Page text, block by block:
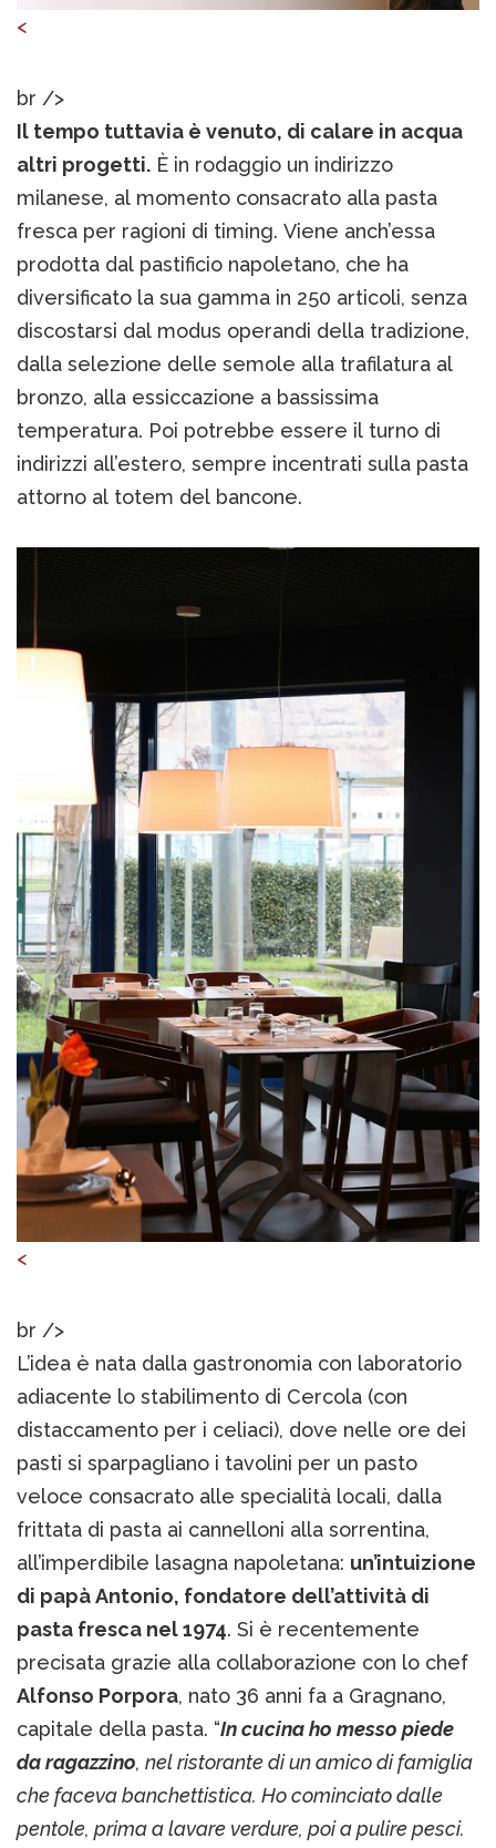
<
br />
Il tempo tuttavia è venuto, di calare in acqua
altri progetti. È in rodaggio un indirizzo
milanese, al momento consacrato alla pasta
fresca per ragioni di timing. Viene anch’essa
prodotta dal pastificio napoletano, che ha
diversificato la sua gamma in 250 articoli, senza
discostarsi dal modus operandi della tradizione,
dalla selezione delle semole alla trafilatura al
bronzo, alla essiccazione a bassissima
temperatura. Poi potrebbe essere il turno di
indirizzi all’estero, sempre incentrati sulla pasta
attorno al totem del bancone.
<
br />
L’idea è nata dalla gastronomia con laboratorio
adiacente lo stabilimento di Cercola (con
distaccamento per i celiaci), dove nelle ore dei
pasti si sparpagliano i tavolini per un pasto
veloce consacrato alle specialità locali, dalla
frittata di pasta ai cannelloni alla sorrentina,
all’imperdibile lasagna napoletana: un’intuizione
di papà Antonio, fondatore dell’attività di
pasta fresca nel 1974. Si è recentemente
precisata grazie alla collaborazione con lo chef
Alfonso Porpora, nato 36 anni fa a Gragnano,
capitale della pasta. “In cucina ho messo piede
da ragazzino, nel ristorante di un amico di famiglia
che faceva banchettistica. Ho cominciato dalle
pentole, prima a lavare verdure, poi a pulire pesci.